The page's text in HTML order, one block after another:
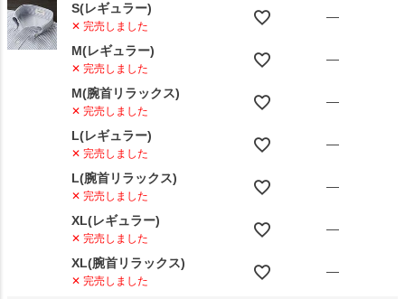
S(レギュラー)
✕ 完売しました
—
M(レギュラー)
✕ 完売しました
—
M(腕首リラックス)
✕ 完売しました
—
L(レギュラー)
✕ 完売しました
—
L(腕首リラックス)
✕ 完売しました
—
XL(レギュラー)
✕ 完売しました
—
XL(腕首リラックス)
✕ 完売しました
—